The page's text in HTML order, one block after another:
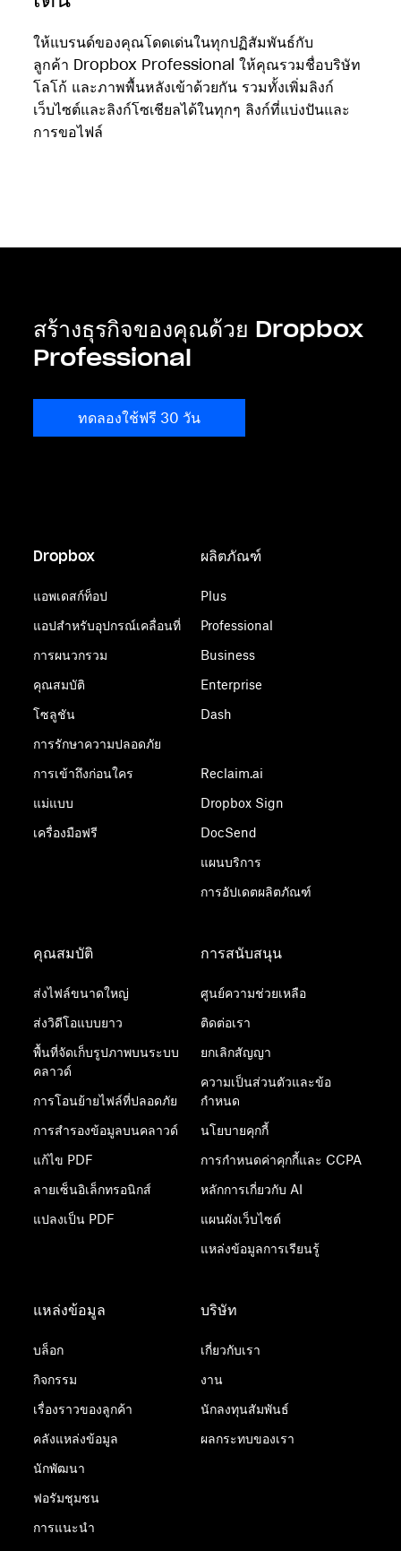
ให้แบรนด์ของคุณโดดเด่นในทุกปฏิสัมพันธ์กับ
ลูกค้า Dropbox Professional ให้คุณรวมชื่อบริษัท
โลโก้ และภาพพื้นหลังเข้าด้วยกัน รวมทั้งเพิ่มลิงก์
เว็บไซต์และลิงก์โซเชียลได้ในทุกๆ ลิงก์ที่แบ่งปันและ
การขอไฟล์
ส่งไฟล์ขนาดใหญ่โดยไม่ต้องกังวลเกี่ยวกับปัญหาด้าน
การรักษาความปลอดภัยหรือการส่ง ด้วยDropbox
Transferคุณจะสามารถยืนยันการส่งไฟล์ ควบคุม
การเข้าถึงด้วยการปกป้องด้วยรหัสผ่าน และตั้งวันหมด
อายุของลิงก์ได้
เหตุบังเอิญเกิดขึ้นได้ มั่นใจได้เลยว่าคุณจะสามารถ
เรียกคืนทุกๆ งานย้อนหลังได้ถึง 180 วัน
สร้างธุรกิจของคุณด้วย Dropbox
Professional
ทดลองใช้ฟรี 30 วัน
Dropbox
แอพเดสก์ท็อป
แอปสำหรับอุปกรณ์เคลื่อนที่
การผนวกรวม
คุณสมบัติ
โซลูชัน
การรักษาความปลอดภัย
การเข้าถึงก่อนใคร
แม่แบบ
เครื่องมือฟรี
ผลิตภัณฑ์
Plus
Professional
Business
Enterprise
Dash
Reclaim.ai
Dropbox Sign
DocSend
แผนบริการ
การอัปเดตผลิตภัณฑ์
คุณสมบัติ
ส่งไฟล์ขนาดใหญ่
ส่งวิดีโอแบบยาว
พื้นที่จัดเก็บรูปภาพบนระบบ
คลาวด์
การโอนย้ายไฟล์ที่ปลอดภัย
การสำรองข้อมูลบนคลาวด์
แก้ไข PDF
ลายเซ็นอิเล็กทรอนิกส์
แปลงเป็น PDF
การสนับสนุน
ศูนย์ความช่วยเหลือ
ติดต่อเรา
ยกเลิกสัญญา
ความเป็นส่วนตัวและข้อ
กำหนด
นโยบายคุกกี้
การกำหนดค่าคุกกี้และ CCPA
หลักการเกี่ยวกับ AI
แผนผังเว็บไซต์
แหล่งข้อมูลการเรียนรู้
แหล่งข้อมูล
บล็อก
กิจกรรม
เรื่องราวของลูกค้า
คลังแหล่งข้อมูล
นักพัฒนา
ฟอรัมชุมชน
การแนะนำ
บริษัท
เกี่ยวกับเรา
งาน
นักลงทุนสัมพันธ์
ผลกระทบของเรา